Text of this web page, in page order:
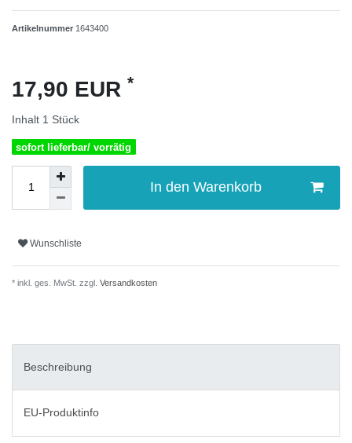
Artikelnummer 1643400
17,90 EUR *
Inhalt 1 Stück
sofort lieferbar/ vorrätig
In den Warenkorb
Wunschliste
* inkl. ges. MwSt. zzgl. Versandkosten
Beschreibung
EU-Produktinfo